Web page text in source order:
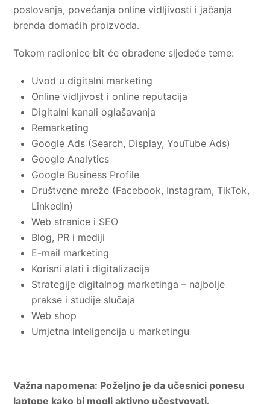
poslovanja, povećanja online vidljivosti i jačanja
brenda domaćih proizvoda.
Tokom radionice bit će obrađene sljedeće teme:
Uvod u digitalni marketing
Online vidljivost i online reputacija
Digitalni kanali oglašavanja
Remarketing
Google Ads (Search, Display, YouTube Ads)
Google Analytics
Google Business Profile
Društvene mreže (Facebook, Instagram, TikTok,
LinkedIn)
Web stranice i SEO
Blog, PR i mediji
E-mail marketing
Korisni alati i digitalizacija
Strategije digitalnog marketinga – najbolje
prakse i studije slučaja
Web shop
Umjetna inteligencija u marketingu
Važna napomena: Poželjno je da učesnici ponesu
laptope kako bi mogli aktivno učestvovati.